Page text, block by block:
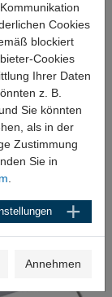
und
Cookies
blockiert
Cookies
Ihrer Daten
z. B.
Sie könnten
als in der
Zustimmung
Sie in
Annehmen